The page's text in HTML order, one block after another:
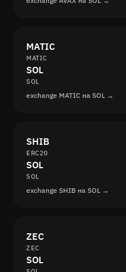
MATIC
MATIC
SOL
SOL
exchange MATIC на SOL →
SHIB
ERC20
SOL
SOL
exchange SHIB на SOL →
ZEC
ZEC
SOL